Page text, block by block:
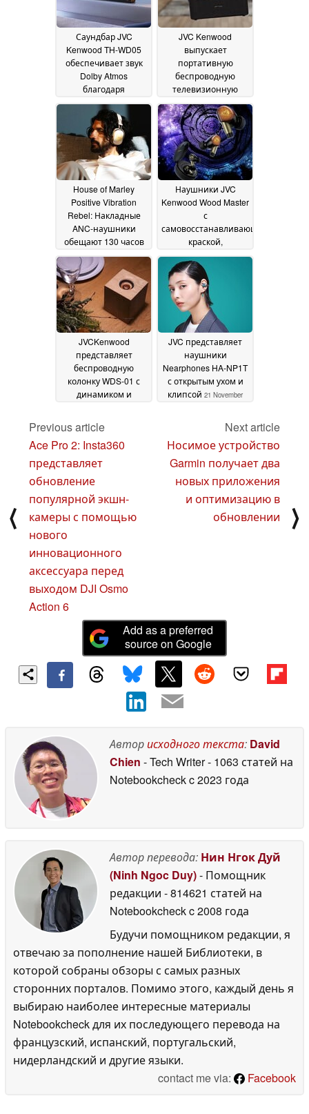
Саундбар JVC
Kenwood TH-WD05
обеспечивает звук
Dolby Atmos
благодаря
динамикам с
деревянными
конусами15 November
2025
JVC Kenwood
выпускает
портативную
беспроводную
телевизионную
колонку SP-WS10BT,
предназначенную
для слабослышащих
людей14 November 2025
House of Marley
Positive Vibration
Rebel: Накладные
ANC-наушники
обещают 130 часов
автономной работы
12 November 2025
Наушники JVC
Kenwood Wood Master
с
самовосстанавливающейся
краской,
динамиками из
африканского
палисандра и
наконечниками
Spiral Dot Pro SF
November 2025
JVCKenwood
представляет
беспроводную
колонку WDS-01 с
динамиком и
JVC представляет
наушники
Nearphones HA-NP1T
с открытым ухом и
клипсой 21 November
⟨
Previous article
Ace Pro 2: Insta360
представляет
обновление
популярной экшн-
камеры с помощью
нового
инновационного
аксессуара перед
выходом DJI Osmo
Action 6
Next article
Носимое устройство
Garmin получает два
новых приложения
и оптимизацию в
обновлении
⟩
Add as a preferred
source on Google
Авторисходного текста: David
Chien - Tech Writer- 1063 статей на
Notebookcheckc 2023 года
Автор перевода: Нин Нгок Дуй
(Ninh Ngoc Duy)- Помощник
редакции - 814621 статей на
Notebookcheckc 2008 года
Будучи помощником редакции, я
отвечаю за пополнение нашей Библиотеки, в
которой собраны обзоры с самых разных
сторонних порталов. Помимо этого, каждый день я
выбираю наиболее интересные материалы
Notebookcheck для их последующего перевода на
французский, испанский, португальский,
нидерландский и другие языки.
contact me via:
Facebook